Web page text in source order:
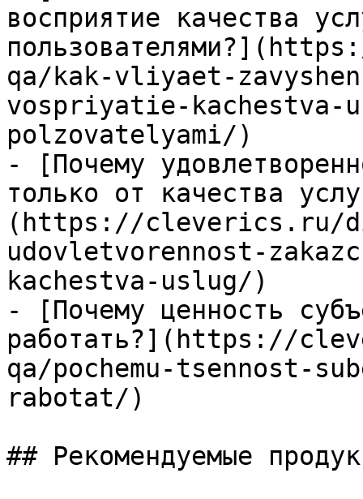
восприятие качества
qa/kak-vliyaet-
vospriyatie-kachestva-
polzovatelyami/)
- [Почему
только от качества
(https://cleverics.ru/
udovletvorennost-
kachestva-uslug/)
- [Почему ценность
работать?](https://
qa/pochemu-tsennost-
rabotat/)
## Рекомендуемые